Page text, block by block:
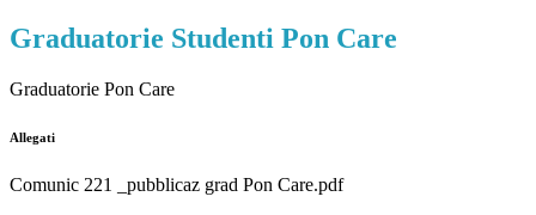
Graduatorie Studenti Pon Care
Graduatorie Pon Care
Allegati
Comunic 221 _pubblicaz grad Pon Care.pdf